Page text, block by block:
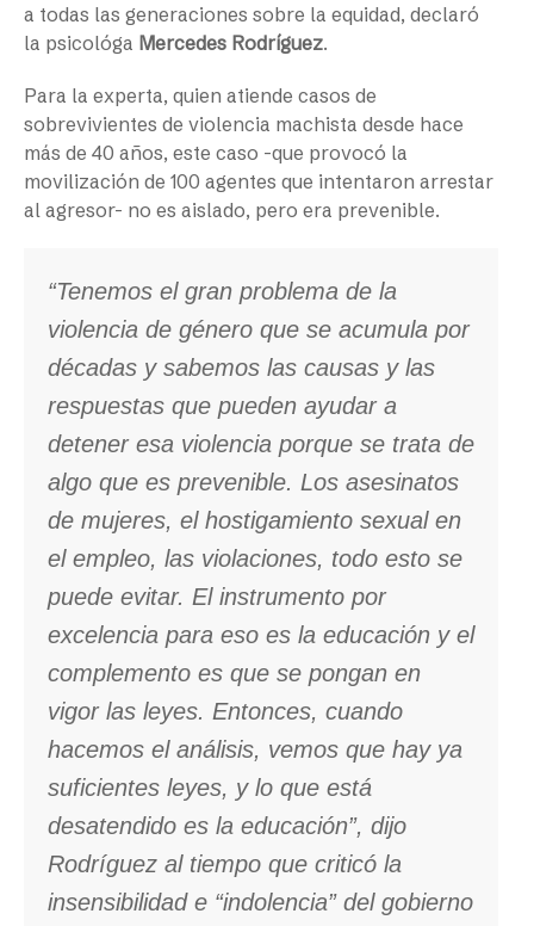
a todas las generaciones sobre la equidad, declaró
la psicológa Mercedes Rodríguez.
Para la experta, quien atiende casos de
sobrevivientes de violencia machista desde hace
más de 40 años, este caso -que provocó la
movilización de 100 agentes que intentaron arrestar
al agresor- no es aislado, pero era prevenible.
“Tenemos el gran problema de la
violencia de género que se acumula por
décadas y sabemos las causas y las
respuestas que pueden ayudar a
detener esa violencia porque se trata de
algo que es prevenible. Los asesinatos
de mujeres, el hostigamiento sexual en
el empleo, las violaciones, todo esto se
puede evitar. El instrumento por
excelencia para eso es la educación y el
complemento es que se pongan en
vigor las leyes. Entonces, cuando
hacemos el análisis, vemos que hay ya
suficientes leyes, y lo que está
desatendido es la educación”, dijo
Rodríguez al tiempo que criticó la
insensibilidad e “indolencia” del gobierno